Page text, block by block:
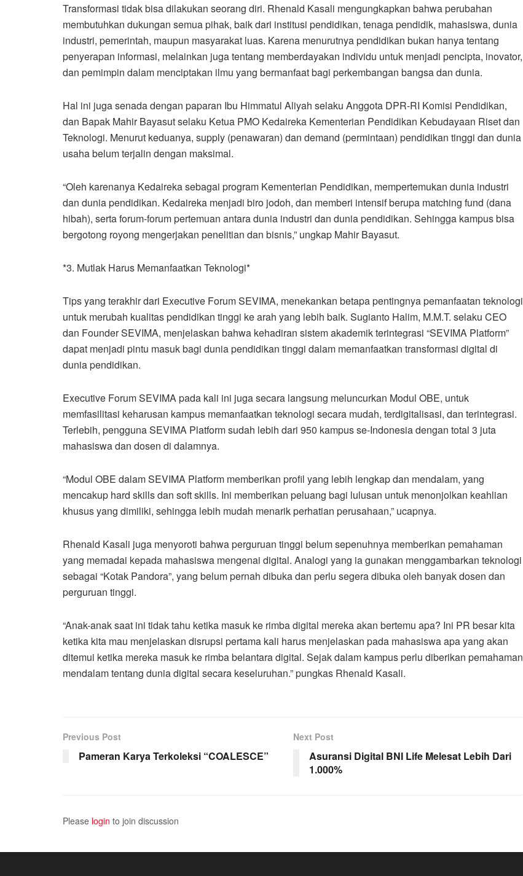
Transformasi tidak bisa dilakukan seorang diri. Rhenald Kasali mengungkapkan bahwa perubahan
membutuhkan dukungan semua pihak, baik dari institusi pendidikan, tenaga pendidik, mahasiswa, dunia
industri, pemerintah, maupun masyarakat luas. Karena menurutnya pendidikan bukan hanya tentang
penyerapan informasi, melainkan juga tentang memberdayakan individu untuk menjadi pencipta, inovator,
dan pemimpin dalam menciptakan ilmu yang bermanfaat bagi perkembangan bangsa dan dunia.
Hal ini juga senada dengan paparan Ibu Himmatul Aliyah selaku Anggota DPR-RI Komisi Pendidikan,
dan Bapak Mahir Bayasut selaku Ketua PMO Kedaireka Kementerian Pendidikan Kebudayaan Riset dan
Teknologi. Menurut keduanya, supply (penawaran) dan demand (permintaan) pendidikan tinggi dan dunia
usaha belum terjalin dengan maksimal.
“Oleh karenanya Kedaireka sebagai program Kementerian Pendidikan, mempertemukan dunia industri
dan dunia pendidikan. Kedaireka menjadi biro jodoh, dan memberi intensif berupa matching fund (dana
hibah), serta forum-forum pertemuan antara dunia industri dan dunia pendidikan. Sehingga kampus bisa
bergotong royong mengerjakan penelitian dan bisnis,” ungkap Mahir Bayasut.
*3. Mutlak Harus Memanfaatkan Teknologi*
Tips yang terakhir dari Executive Forum SEVIMA, menekankan betapa pentingnya pemanfaatan teknologi
untuk merubah kualitas pendidikan tinggi ke arah yang lebih baik. Sugianto Halim, M.M.T. selaku CEO
dan Founder SEVIMA, menjelaskan bahwa kehadiran sistem akademik terintegrasi “SEVIMA Platform”
dapat menjadi pintu masuk bagi dunia pendidikan tinggi dalam memanfaatkan transformasi digital di
dunia pendidikan.
Executive Forum SEVIMA pada kali ini juga secara langsung meluncurkan Modul OBE, untuk
memfasilitasi keharusan kampus memanfaatkan teknologi secara mudah, terdigitalisasi, dan terintegrasi.
Terlebih, pengguna SEVIMA Platform sudah lebih dari 950 kampus se-Indonesia dengan total 3 juta
mahasiswa dan dosen di dalamnya.
“Modul OBE dalam SEVIMA Platform memberikan profil yang lebih lengkap dan mendalam, yang
mencakup hard skills dan soft skills. Ini memberikan peluang bagi lulusan untuk menonjolkan keahlian
khusus yang dimiliki, sehingga lebih mudah menarik perhatian perusahaan,” ucapnya.
Rhenald Kasali juga menyoroti bahwa perguruan tinggi belum sepenuhnya memberikan pemahaman
yang memadai kepada mahasiswa mengenai digital. Analogi yang ia gunakan menggambarkan teknologi
sebagai “Kotak Pandora”, yang belum pernah dibuka dan perlu segera dibuka oleh banyak dosen dan
perguruan tinggi.
“Anak-anak saat ini tidak tahu ketika masuk ke rimba digital mereka akan bertemu apa? Ini PR besar kita
ketika kita mau menjelaskan disrupsi pertama kali harus menjelaskan pada mahasiswa apa yang akan
ditemui ketika mereka masuk ke rimba belantara digital. Sejak dalam kampus perlu diberikan pemahaman
mendalam tentang dunia digital secara keseluruhan.” pungkas Rhenald Kasali.
Previous Post
Pameran Karya Terkoleksi “COALESCE”
Next Post
Asuransi Digital BNI Life Melesat Lebih Dari
1.000%
Please login to join discussion